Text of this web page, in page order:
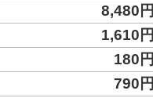
8,480円
1,610円
180円
790円